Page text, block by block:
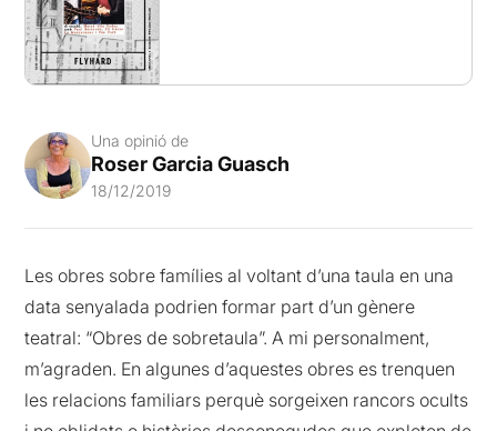
Una opinió de
Roser Garcia Guasch
18/12/2019
Les obres sobre famílies al voltant d’una taula en una
data senyalada podrien formar part d’un gènere
teatral: “Obres de sobretaula”. A mi personalment,
m’agraden. En algunes d’aquestes obres es trenquen
les relacions familiars perquè sorgeixen rancors ocults